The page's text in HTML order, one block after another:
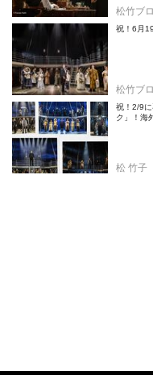
松竹ブ
祝！6月
松竹ブ
祝！2/9
ク」！海
松 竹子